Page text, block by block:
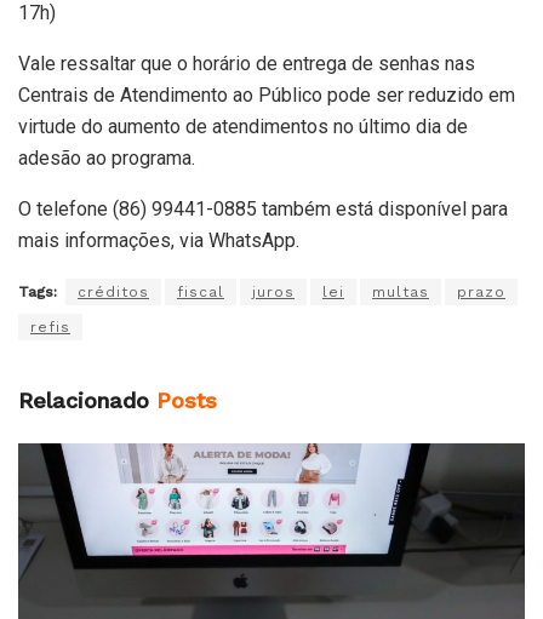
17h)
Vale ressaltar que o horário de entrega de senhas nas
Centrais de Atendimento ao Público pode ser reduzido em
virtude do aumento de atendimentos no último dia de
adesão ao programa.
O telefone (86) 99441-0885 também está disponível para
mais informações, via WhatsApp.
Tags: créditos fiscal juros lei multas prazo
refis
Relacionado Posts